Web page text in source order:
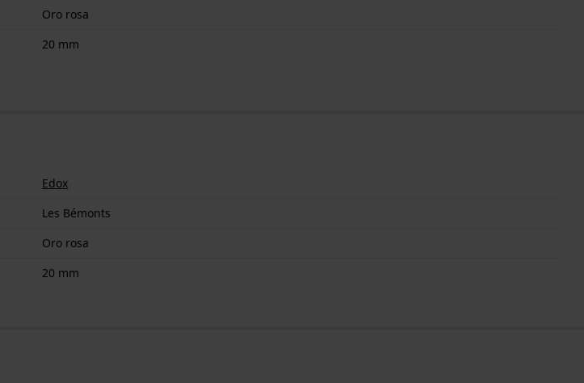
Oro rosa
20 mm
Edox
Les Bémonts
Oro rosa
20 mm